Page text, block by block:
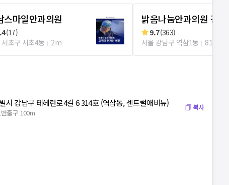
스마일안과의원
(17)
서초구 서초4동
2m
밝음나눔안과의원 강남점
9.7(363)
서울 강남구 역삼1동
81m
시 강남구 테헤란로4길 6 314호 (역삼동, 센트럴애비뉴)
출구 100m
복사